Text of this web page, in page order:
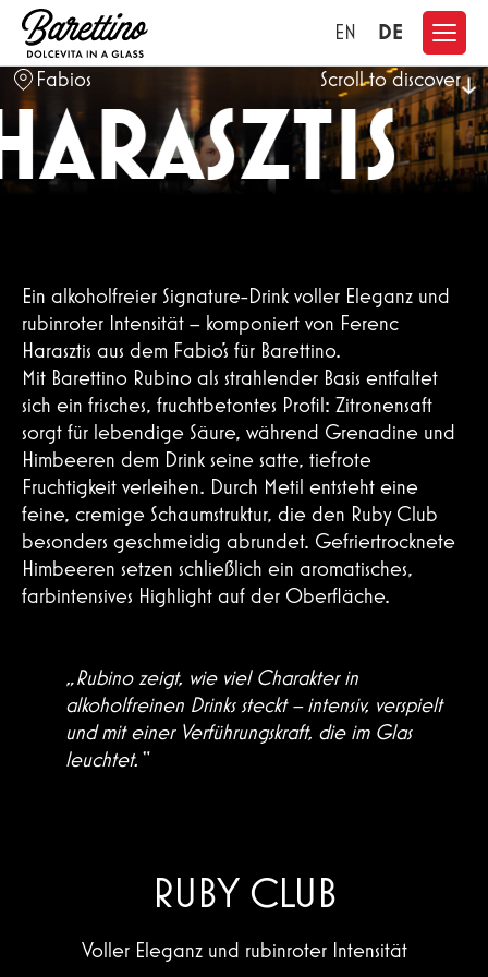
EN
DE
Fabios
Scroll to discover
Ein alkoholfreier Signature-Drink voller Eleganz und
rubinroter Intensität – komponiert von Ferenc
Harasztis aus dem Fabio’s für Barettino.
Mit Barettino Rubino als strahlender Basis entfaltet
sich ein frisches, fruchtbetontes Profil: Zitronensaft
sorgt für lebendige Säure, während Grenadine und
Himbeeren dem Drink seine satte, tiefrote
Fruchtigkeit verleihen. Durch Metil entsteht eine
feine, cremige Schaumstruktur, die den Ruby Club
besonders geschmeidig abrundet. Gefriertrocknete
Himbeeren setzen schließlich ein aromatisches,
farbintensives Highlight auf der Oberfläche.
„Rubino zeigt, wie viel Charakter in
alkoholfreinen Drinks steckt – intensiv, verspielt
und mit einer Verführungskraft, die im Glas
leuchtet.“
RUBY CLUB
Voller Eleganz und rubinroter Intensität
KONTAKT
Hiermit bestätige ich die
Datenschutzerklärung
Abschicken